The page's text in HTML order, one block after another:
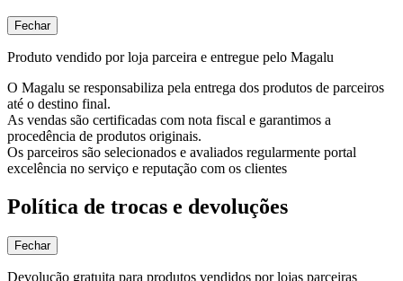
Fechar
Produto vendido por loja parceira e entregue pelo Magalu
O Magalu se responsabiliza pela entrega dos produtos de parceiros
até o destino final.
As vendas são certificadas com nota fiscal e garantimos a
procedência de produtos originais.
Os parceiros são selecionados e avaliados regularmente portal
excelência no serviço e reputação com os clientes
Política de trocas e devoluções
Fechar
Devolução gratuita para produtos vendidos por lojas parceiras